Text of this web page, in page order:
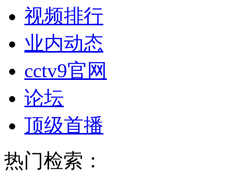
视频排行
业内动态
cctv9官网
论坛
顶级首播
热门检索：